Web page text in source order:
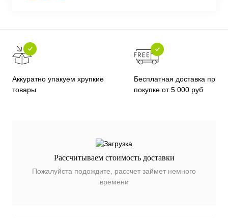
Аккуратно упакуем хрупкие
товары
Бесплатная доставка при
покупке от 5 000 руб
Рассчитываем стоимость доставки
Пожалуйста подождите, рассчет займет немного
времени